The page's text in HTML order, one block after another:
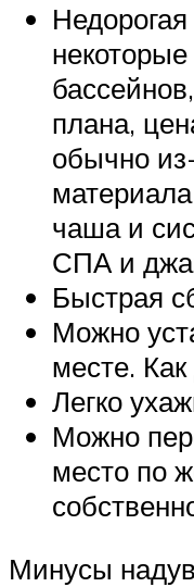
плана,
обычно
чаша и
СПА и
Быстрая
Можно
месте.
Легко
Можно
место по
Минусы